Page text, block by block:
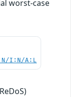
worst-case
I:N/A:L